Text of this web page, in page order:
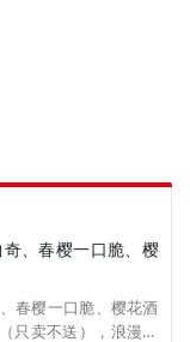
、春樱一口脆、樱
春樱一口脆、樱花酒
只卖不送），浪漫春